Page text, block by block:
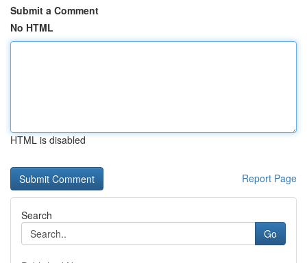
Submit a Comment
No HTML
HTML is disabled
Report Page
Search
Go